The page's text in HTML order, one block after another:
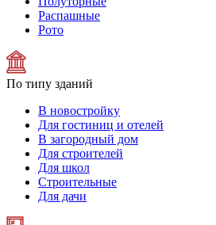
Распашные
Рото
По типу зданий
В новостройку
Для гостиниц и отелей
В загородный дом
Для строителей
Для школ
Строительные
Для дачи